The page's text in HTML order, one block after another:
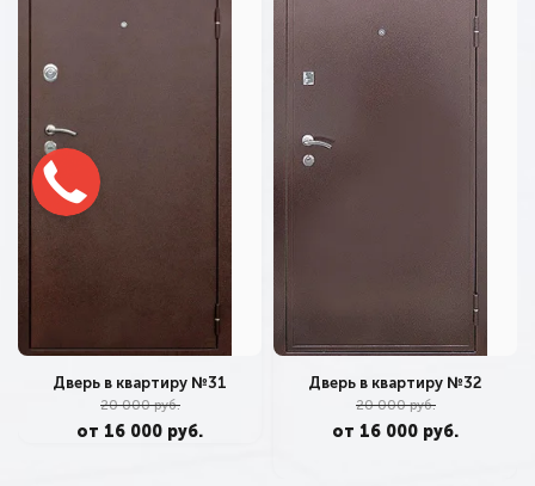
Дверь в квартиру №31
20 000 руб.
от 16 000 руб.
Дверь в квартиру №32
20 000 руб.
от 16 000 руб.